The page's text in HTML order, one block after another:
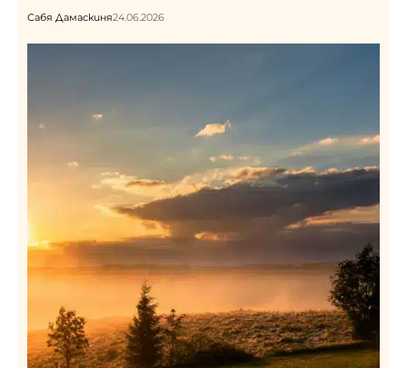
Сабя Дамаскиня24.06.2026